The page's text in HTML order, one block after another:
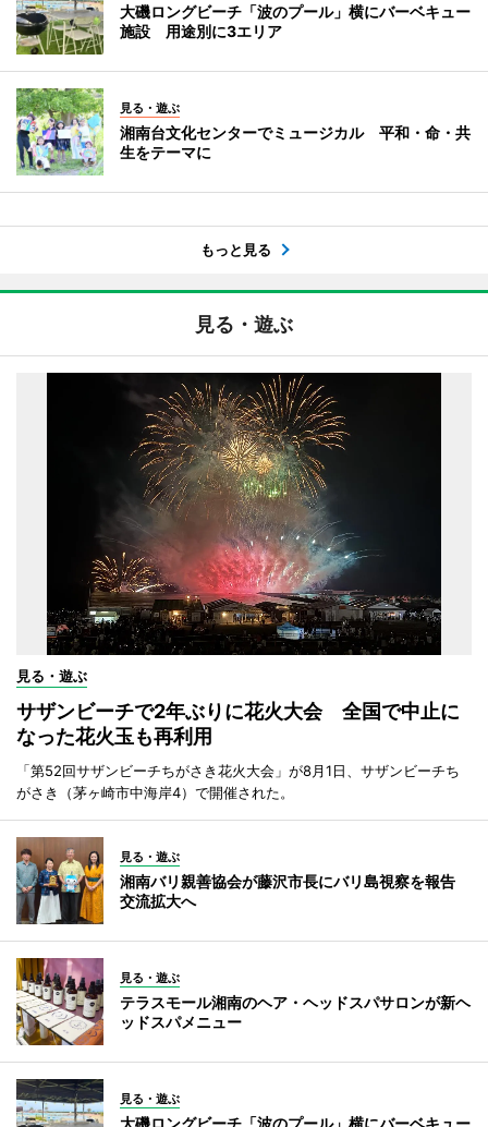
大磯ロングビーチ「波のプール」横にバーベキュー
施設 用途別に3エリア
見る・遊ぶ
湘南台文化センターでミュージカル 平和・命・共
生をテーマに
もっと見る
見る・遊ぶ
見る・遊ぶ
サザンビーチで2年ぶりに花火大会 全国で中止に
なった花火玉も再利用
「第52回サザンビーチちがさき花火大会」が8月1日、サザンビーチち
がさき（茅ヶ崎市中海岸4）で開催された。
見る・遊ぶ
湘南バリ親善協会が藤沢市長にバリ島視察を報告
交流拡大へ
見る・遊ぶ
テラスモール湘南のヘア・ヘッドスパサロンが新ヘ
ッドスパメニュー
見る・遊ぶ
大磯ロングビーチ「波のプール」横にバーベキュー